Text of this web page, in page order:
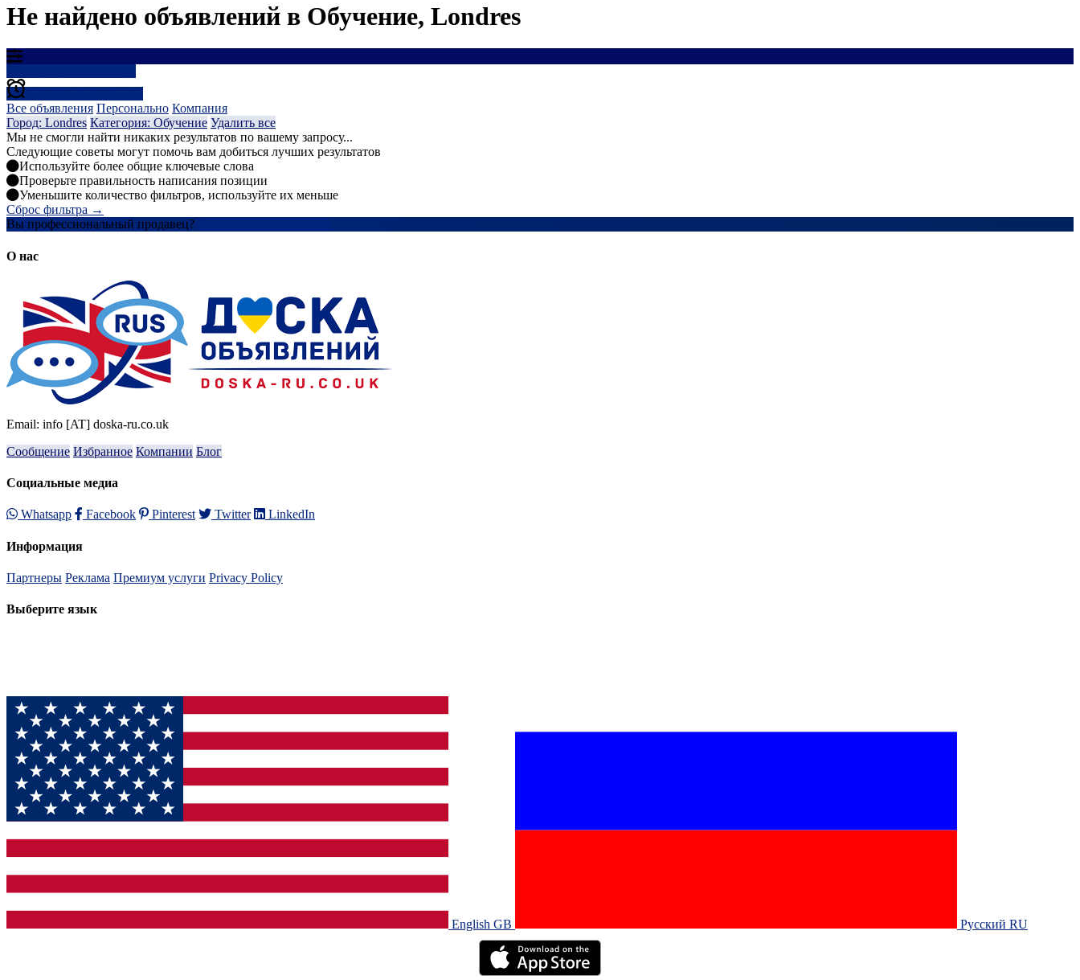
Не найдено объявлений в Обучение, Londres
Все объявления Персонально Компания
Город: Londres Категория: Обучение Удалить все
Мы не смогли найти никаких результатов по вашему запросу...
Следующие советы могут помочь вам добиться лучших результатов
Используйте более общие ключевые слова
Проверьте правильность написания позиции
Уменьшите количество фильтров, используйте их меньше
Сброс фильтра →
Вы профессиональный продавец?
О нас
Email: info [AT] doska-ru.co.uk
Сообщение Избранное Компании Блог
Социальные медиа
Whatsapp Facebook Pinterest Twitter LinkedIn
Информация
Партнеры Реклама Премиум услуги Privacy Policy
Выберите язык
English GB‎ Русский RU‎